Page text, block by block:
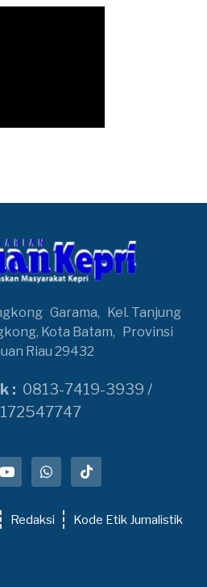
Garama, Kel. Tanjung
Kota Batam, Provinsi
Riau 29432
: 0813-7419-3939 /
Redaksi Kode Etik Jurnalistik